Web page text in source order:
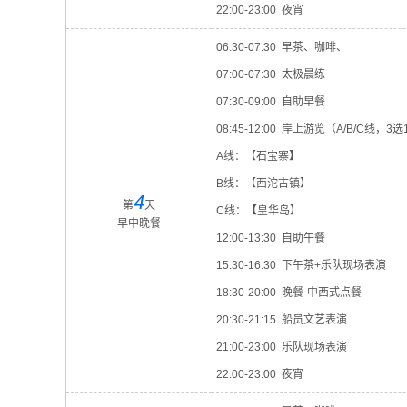
22:00-23:00 夜宵
第4天
早中晚餐
06:30-07:30 早茶、咖啡、
07:00-07:30 太极晨练
07:30-09:00 自助早餐
08:45-12:00 岸上游览（A/B/C线，3选
A线：【石宝寨】
B线：【西沱古镇】
C线：【皇华岛】
12:00-13:30 自助午餐
15:30-16:30 下午茶+乐队现场表演
18:30-20:00 晚餐-中西式点餐
20:30-21:15 船员文艺表演
21:00-23:00 乐队现场表演
22:00-23:00 夜宵